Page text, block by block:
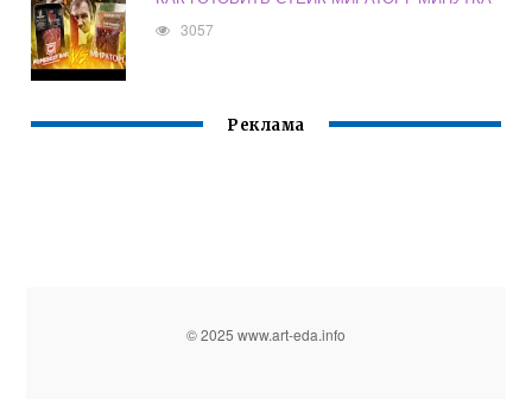
3057
Реклама
© 2025 www.art-eda.info